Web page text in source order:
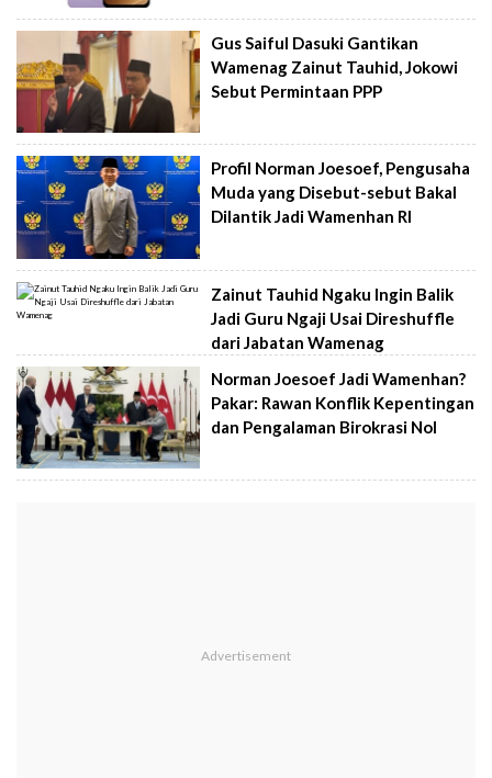
Gus Saiful Dasuki Gantikan
Wamenag Zainut Tauhid, Jokowi
Sebut Permintaan PPP
Profil Norman Joesoef, Pengusaha
Muda yang Disebut-sebut Bakal
Dilantik Jadi Wamenhan RI
Zainut Tauhid Ngaku Ingin Balik
Jadi Guru Ngaji Usai Direshuffle
dari Jabatan Wamenag
Norman Joesoef Jadi Wamenhan?
Pakar: Rawan Konflik Kepentingan
dan Pengalaman Birokrasi Nol